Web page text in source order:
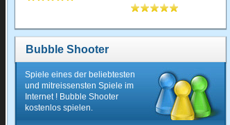
Bubble Shooter
Spiele eines der beliebtesten
und mitreissensten Spiele im
Internet ! Bubble Shooter
kostenlos spielen.